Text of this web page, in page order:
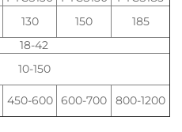
130 150 185
18-42
10-150
450-600 600-700 800-1200